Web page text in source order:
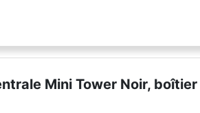
Mini Tower Noir, boîtier